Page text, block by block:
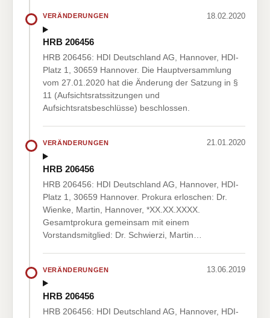
VERÄNDERUNGEN 18.02.2020
HRB 206456
HRB 206456: HDI Deutschland AG, Hannover, HDI-
Platz 1, 30659 Hannover. Die Hauptversammlung
vom 27.01.2020 hat die Änderung der Satzung in §
11 (Aufsichtsratssitzungen und
Aufsichtsratsbeschlüsse) beschlossen.
VERÄNDERUNGEN 21.01.2020
HRB 206456
HRB 206456: HDI Deutschland AG, Hannover, HDI-
Platz 1, 30659 Hannover. Prokura erloschen: Dr.
Wienke, Martin, Hannover, *XX.XX.XXXX.
Gesamtprokura gemeinsam mit einem
Vorstandsmitglied: Dr. Schwierzi, Martin…
VERÄNDERUNGEN 13.06.2019
HRB 206456
HRB 206456: HDI Deutschland AG, Hannover, HDI-